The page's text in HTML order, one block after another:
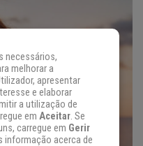
necessários,
melhorar a
apresentar
e elaborar
a utilização de
em Aceitar. Se
carregue em Gerir
informação acerca de